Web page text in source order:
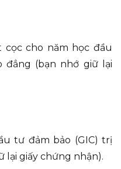
cọc cho năm học đầu
đẳng (bạn nhớ giữ lại
tư đảm bảo (GIC) trị
lại giấy chứng nhận).